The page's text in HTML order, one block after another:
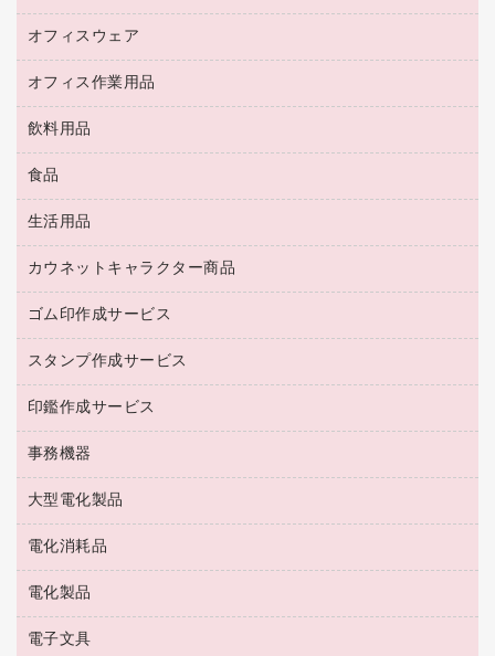
ＵＳＢハブ／ＵＳＢアクセサリー
ＯＡフィルター
ＯＡクリーナー／エアダスター
ＨＤＤ／ＳＳＤ
ディスプレイモニター
ロッカー・下駄箱
その他収納
オフィスアクセサリー
オフィスウェア
医療・介護・ワーキングウェア
ブラウス・シャツ
アウター
オフィス作業用品
養生用品
防災用品
防災用備蓄食品・飲料
台車・脚立
倉庫収納用品
作業用雑貨
梱包用品
梱包用テープ
園芸用品
ペット用品
飲料用品
緑茶飲料
茶葉・インスタント
紅茶・バラエティ飲料
レギュラーコーヒー
ミルク・シュガー
ソフトドリンク
コーヒーメーカー・備品
インスタントコーヒー
食品
食品
菓子
生活用品
浴室用品
台所用洗剤
掃除用品
掃除用洗剤
洗濯用品
消臭・芳香剤
殺虫剤
飲食用消耗品
ハンドソープ・石鹸
カウネットキャラクター商品
カウネットキャラクター商品
ゴム印作成サービス
ゴム印作成サービス
ゴム印（一行印）作成サービス
ゴム印（フリーサイズ印）作成サービス
スタンプ作成サービス
シヤチハタスタンプ作成サービス
カウネットスタンプ作成サービス
印鑑作成サービス
印鑑作成サービス
事務機器
大型シュレッダー（共配）
レーザーポインター
ラミネートフィルム
ラミネータ
タイムレコーダー
大型電化製品
冷蔵庫・キッチン・調理家電
テレビ・ＡＶ機器
電化消耗品
電球・蛍光灯
乾電池・充電池
電化製品
掃除機・クリーナー
電子文具